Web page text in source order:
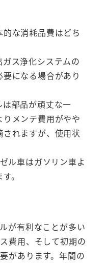
な消耗品費はどち
ス浄化システムの
になる場合があり
部品が頑丈な一
メンテ費用がやや
れますが、使用状
ル車はガソリン車よ
。
が有利なことが多い
費用、そして初期の
があります。年間の